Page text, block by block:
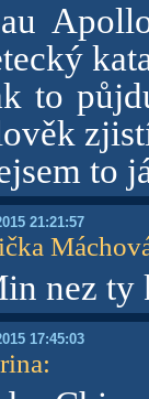
to
to
21:21:57
nez ty
17:45:03
: